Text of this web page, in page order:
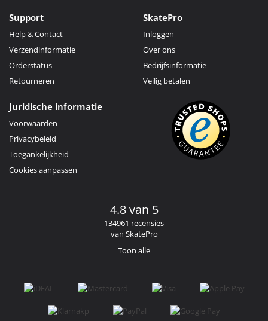
Support
Help & Contact
Verzendinformatie
Orderstatus
Retourneren
SkatePro
Inloggen
Over ons
Bedrijfsinformatie
Veilig betalen
Juridische informatie
Voorwaarden
Privacybeleid
Toegankelijkheid
Cookies aanpassen
4.8 van 5
134961 recensies
van SkatePro
Toon alle